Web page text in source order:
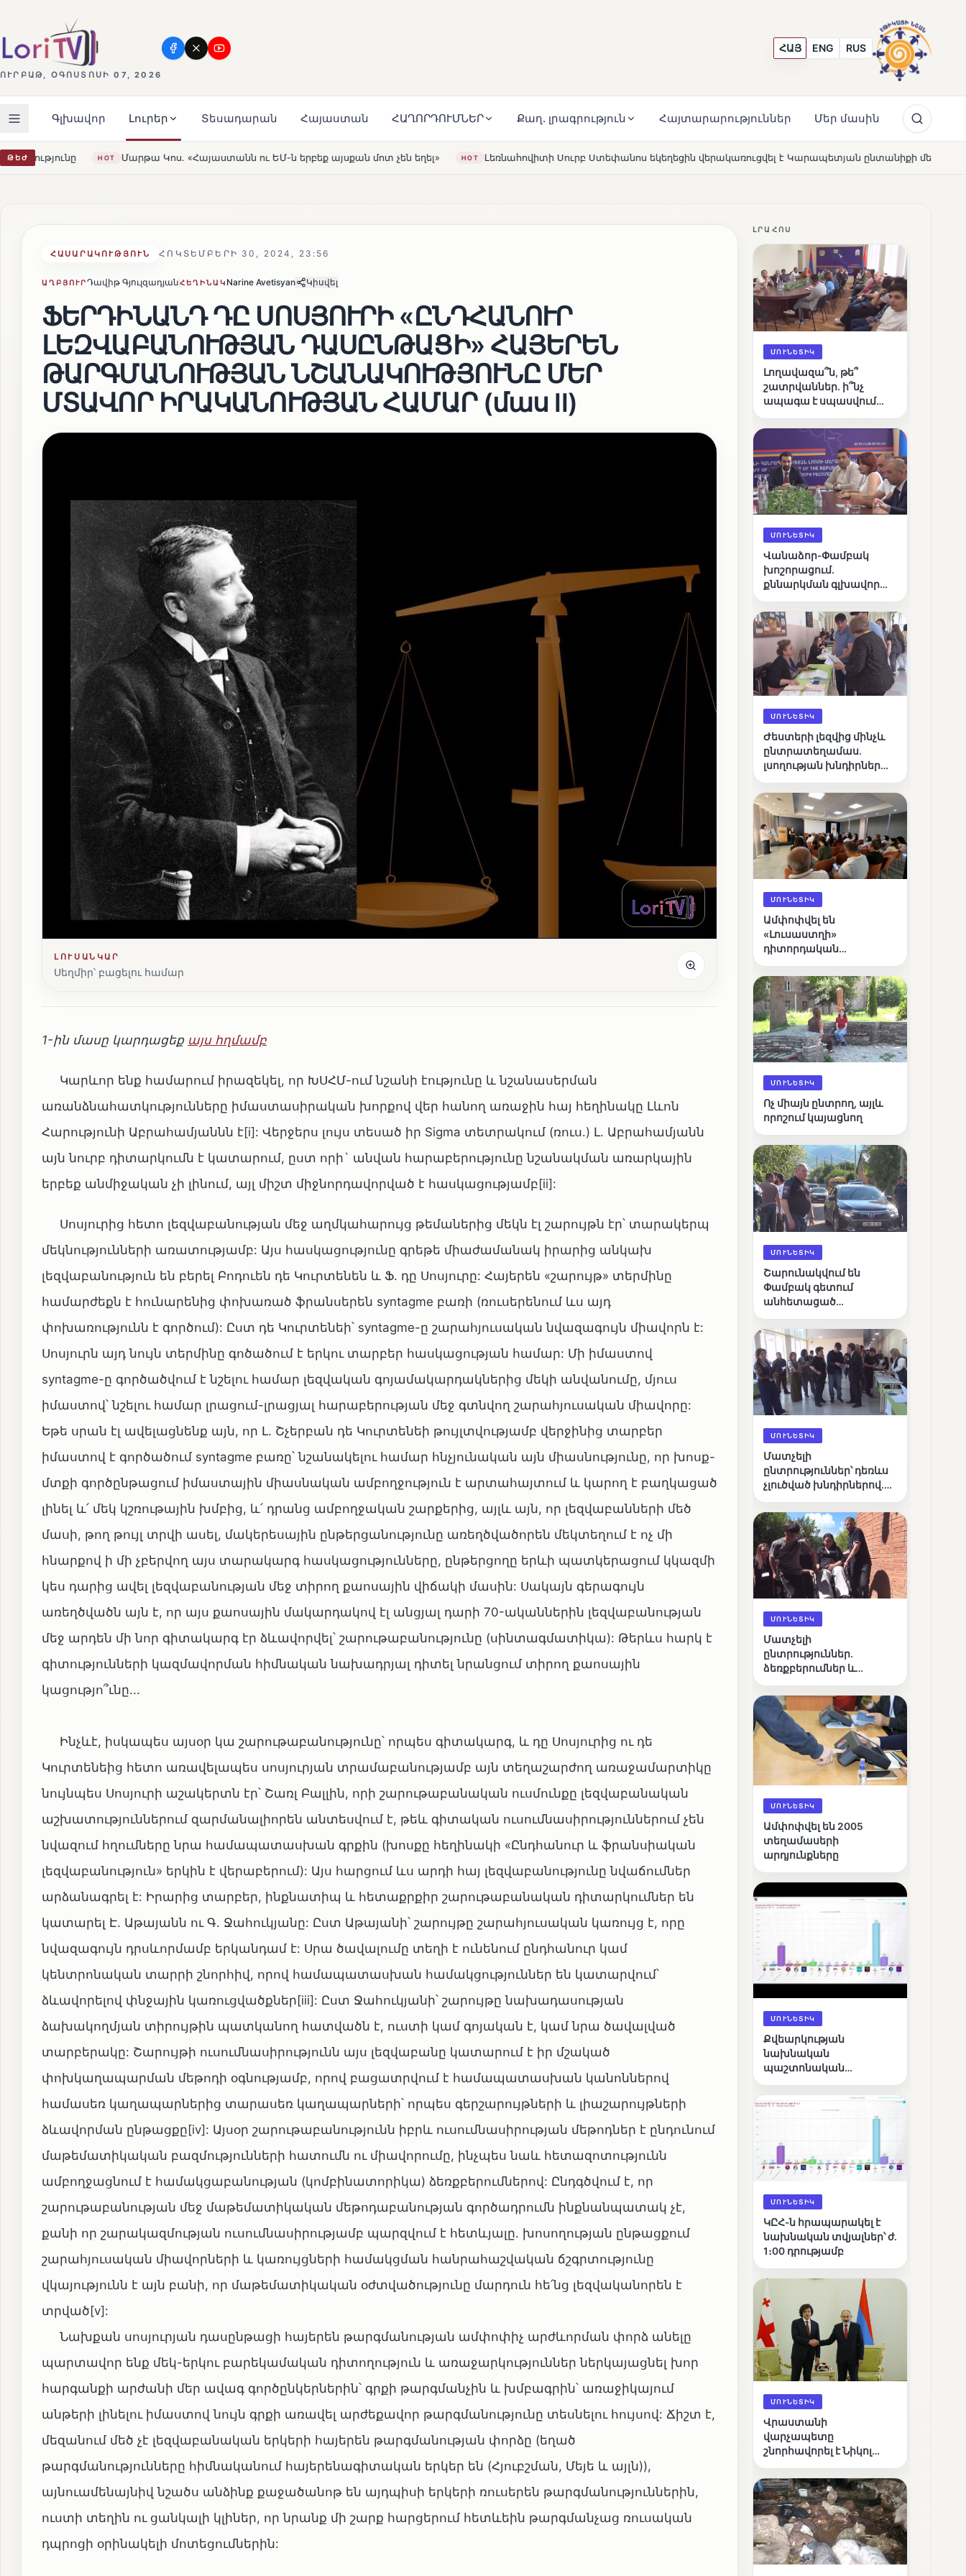
ՈՒՐԲԱԹ, ՕԳՈՍՏՈՍԻ 07, 2026
ՀԱՅ ENG RUS
Գլխավոր Լուրեր Տեսադարան Հայաստան ՀԱՂՈՐԴՈՒՄՆԵՐ Քաղ. լրագրություն Հայտարարություններ Մեր մասին
ԹԵԺ«Հայաստանն ու ԵՄ-ն երբեք այսքան մոտ չեն եղել» HOT Լեռնահովիտի Սուրբ Ստեփանոս եկեղեցին վերակառուցվել է Կարապետյան ընտանիքի մեկենասությամբ NEWS Լողավազա՞ն,
ՀԱՍԱՐԱԿՈՒԹՅՈՒՆ ՀՈԿՏԵՄԲԵՐԻ 30, 2024, 23:56
ԱՂԲՅՈՒՐԴավիթ ԳյուլզադյանՀԵՂԻՆԱԿ Narine Avetisyan Կիսվել
ՖԵՐԴԻՆԱՆԴ ԴԸ ՍՈՍՅՈՒՐԻ «ԸՆԴՀԱՆՈՒՐ
ԼԵԶՎԱԲԱՆՈՒԹՅԱՆ ԴԱՍԸՆԹԱՑԻ» ՀԱՅԵՐԵՆ
ԹԱՐԳՄԱՆՈՒԹՅԱՆ ՆՇԱՆԱԿՈՒԹՅՈՒՆԸ ՄԵՐ
ՄՏԱՎՈՐ ԻՐԱԿԱՆՈՒԹՅԱՆ ՀԱՄԱՐ (մաս II)
ԼՈՒՍԱՆԿԱՐ
Սեղմիր՝ բացելու համար
1-ին մասը կարդացեք այս հղմամբ
Կարևոր ենք համարում իրազեկել, որ ԽՍՀՄ-ում նշանի էությունը և նշանասերման
առանձնահատկությունները իմաստասիրական խորքով վեր հանող առաջին հայ հեղինակը Լևոն
Հարությունի Աբրահամյաննն է[i]: Վերջերս լույս տեսած իր Sigma տետրակում (ռուս.) Լ. Աբրահամյանն
այն նուրբ դիտարկումն է կատարում, ըստ որի` անվան հարաբերությունը նշանակման առարկային
երբեք անմիջական չի լինում, այլ միշտ միջնորդավորված է հասկացությամբ[ii]:
Սոսյուրից հետո լեզվաբանության մեջ աղմկահարույց թեմաներից մեկն էլ շարույթն էր՝ տարակերպ
մեկնությունների առատությամբ: Այս հասկացությունը գրեթե միաժամանակ իրարից անկախ
լեզվաբանություն են բերել Բոդուեն դե Կուրտենեն և Ֆ. դը Սոսյուրը: Հայերեն «շարույթ» տերմինը
համարժեքն է հունարենից փոխառած ֆրանսերեն syntagme բառի (ռուսերենում ևս այդ
փոխառությունն է գործում): Ըստ դե Կուրտենեի՝ syntagme-ը շարահյուսական նվազագույն միավորն է:
Սոսյուրն այդ նույն տերմինը գոծածում է երկու տարբեր հասկացության համար: Մի իմաստով
syntagme-ը գործածվում է նշելու համար լեզվական գոյամակարդակներից մեկի անվանումը, մյուս
իմաստով՝ նշելու համար լրացում-լրացյալ հարաբերության մեջ գտնվող շարահյուսական միավորը:
Եթե սրան էլ ավելացնենք այն, որ Լ. Շչերբան դե Կուրտենեի թույլտվությամբ վերջինից տարբեր
իմաստով է գործածում syntagme բառը՝ նշանակելու համար հնչյունական այն միասնությունը, որ խոսք-
մտքի գործընթացում իմաստային միասնական ամբողջություն է արտահայտում և կարող է բաղկացած
լինել և՛ մեկ կշռութային խմբից, և՛ դրանց ամբողջական շարքերից, այլև այն, որ լեզվաբանների մեծ
մասի, թող թույլ տրվի ասել, մակերեսային ընթերցանությունը առեղծվածորեն մեկտեղում է ոչ մի
հնարքով ի մի չբերվող այս տարակարգ հասկացությունները, ընթերցողը երևի պատկերացում կկազմի
կես դարից ավել լեզվաբանության մեջ տիրող քաոսային վիճակի մասին: Սակայն գերագույն
առեղծվածն այն է, որ այս քաոսային մակարդակով էլ անցյալ դարի 70-ականներին լեզվաբանության
մեջ արդեն մի նոր գիտակարգ էր ձևավորվել՝ շարութաբանությունը (սինտագմատիկա): Թերևս հարկ է
գիտությունների կազմավորման հիմնական նախադրյալ դիտել նրանցում տիրող քաոսային
կացությո՞ւնը...
Ինչևէ, իսկապես այսօր կա շարութաբանությունը՝ որպես գիտակարգ, և դը Սոսյուրից ու դե
Կուրտենեից հետո առավելապես սոսյուրյան տրամաբանությամբ այն տեղաշարժող առաջամարտիկը
նույնպես Սոսյուրի աշակերտն էր՝ Շառլ Բալլին, որի շարութաբանական ուսմունքը լեզվաբանական
աշխատություններում զարմանալիորեն անտեսվում է, թեև գիտական ուսումնասիրություններում չեն
նվազում հղումները նրա համապատասխան գրքին (խոսքը հեղինակի «Ընդհանուր և ֆրանսիական
լեզվաբանություն» երկին է վերաբերում): Այս հարցում ևս արդի հայ լեզվաբանությունը նվաճումներ
արձանագրել է: Իրարից տարբեր, ինքնատիպ և հետաքրքիր շարութաբանական դիտարկումներ են
կատարել Է. Աթայանն ու Գ. Ջահուկյանը: Ըստ Աթայանի՝ շարույթը շարահյուսական կառույց է, որը
նվազագույն դրսևորմամբ երկանդամ է: Սրա ծավալումը տեղի է ունենում ընդհանուր կամ
կենտրոնական տարրի շնորհիվ, որով համապատասխան համակցություններ են կատարվում՝
ձևավորելով փնջային կառուցվածքներ[iii]: Ըստ Ջահուկյանի՝ շարույթը նախադասության
ձախակողմյան տիրույթին պատկանող հատվածն է, ուստի կամ գոյական է, կամ նրա ծավալված
տարբերակը: Շարույթի ուսումնասիրությունն այս լեզվաբանը կատարում է իր մշակած
փոխկաղապարման մեթոդի օգնությամբ, որով բացատրվում է համապատասխան կանոններով
համասեռ կաղապարներից տարասեռ կաղապարների՝ որպես գերշարույթների և լիաշարույթների
ձևավորման ընթացքը[iv]: Այսօր շարութաբանությունն իբրև ուսումնասիրության մեթոդներ է ընդունում
մաթեմատիկական բազմությունների հատումն ու միավորումը, ինչպես նաև հետազոտությունն
ամբողջացնում է համակցաբանության (կոմբինատորիկա) ձեռքբերումներով: Ընդգծվում է, որ
շարութաբանության մեջ մաթեմատիկական մեթոդաբանության գործադրումն ինքնանպատակ չէ,
քանի որ շարակազմության ուսումնասիրությամբ պարզվում է հետևյալը. խոսողության ընթացքում
շարահյուսական միավորների և կառույցների համակցման հանրահաշվական ճշգրտությունը
վկայությունն է այն բանի, որ մաթեմատիկական օժտվածությունը մարդուն հե՛նց լեզվականորեն է
տրված[v]:
Նախքան սոսյուրյան դասընթացի հայերեն թարգմանության ամփոփիչ արժևորման փորձ անելը
պարտավոր ենք մեկ-երկու բարեկամական դիտողություն և առաջարկություններ ներկայացնել խոր
հարգանքի արժանի մեր ավագ գործընկերներին՝ գրքի թարգմանչին և խմբագրին՝ առաջիկայում
անթերի լինելու իմաստով նույն գրքի առավել արժեքավոր թարգմանությունը տեսնելու հույսով: Ճիշտ է,
մեզանում մեծ չէ լեզվաբանական երկերի հայերեն թարգմանության փորձը (եղած
թարգմանությունները հիմնականում հայերենագիտական երկեր են (Հյուբշման, Մեյե և այլն)),
այնուամենայնիվ նշածս անձինք քաջածանոթ են այդպիսի երկերի ռուսերեն թարգմանություններին,
ուստի տեղին ու ցանկալի կլիներ, որ նրանք մի շարք հարցերում հետևեին թարգմանչաց ռուսական
դպրոցի օրինակելի մոտեցումներին:
ԼՐԱՀՈՍ
ՄՈՒՆԵՏԻԿ
Լողավազա՞ն, թե՞
շատրվաններ. ի՞նչ
ապագա է սպասվում
լճին
ՄՈՒՆԵՏԻԿ
Վանաձոր-Փամբակ
խոշորացում.
քննարկման գլխավոր
կառավարո՞ւմ, թե՞
քաղաքական նպատակ
ՄՈՒՆԵՏԻԿ
Ժեստերի լեզվից մինչև
ընտրատեղամաս.
լսողության խնդիրներ
ճանապարհը
ՄՈՒՆԵՏԻԿ
Ամփոփվել են
«Լուսաստղի»
դիտորդական
արդյունքները
ՄՈՒՆԵՏԻԿ
Ոչ միայն ընտրող, այլև
որոշում կայացնող
ՄՈՒՆԵՏԻԿ
Շարունակվում են
Փամբակ գետում
անհետացած
որոնողական
աշխատանքները
ՄՈՒՆԵՏԻԿ
Մատչելի
ընտրություններ՝ դեռևս
չլուծված խնդիրներով.
դիտորդական
առաքելության
արդյունքները
ՄՈՒՆԵՏԻԿ
Մատչելի
ընտրություններ.
ձեռքբերումներ և
բացթողումներ
ՄՈՒՆԵՏԻԿ
Ամփոփվել են 2005
տեղամասերի
արդյունքները
ՄՈՒՆԵՏԻԿ
Քվեարկության
նախնական
պաշտոնական
ՄՈՒՆԵՏԻԿ
ԿԸՀ-ն հրապարակել է
նախնական տվյալներ՝ ժ․
1։00 դրությամբ
ՄՈՒՆԵՏԻԿ
Վրաստանի
վարչապետը
շնորհավորել է Նիկոլ
ընտրություններում
հաջողության
կապակցությամբ